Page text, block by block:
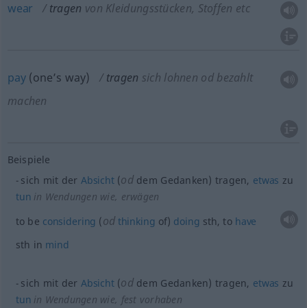
wear tragen von Kleidungsstücken, Stoffen etc
pay(one’s way) tragen sich lohnen odbezahlt
machen
Beispiele
sich mit der Absicht(oddem Gedanken) tragen, etwas zu
tun in Wendungen wie, erwägen
to be considering (odthinking of) doing sth, to have
sth in mind
sich mit der Absicht(oddem Gedanken) tragen, etwas zu
tun in Wendungen wie, fest vorhaben